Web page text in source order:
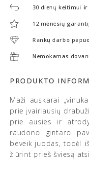
30 dienų keitimui
12 mėnesių
Rankų darbo
Nemokamas
PRODUKTO
Maži auskarai
prie įvairiausių
prie ausies ir
raudono gintaro
beveik juodas, todėl
žiūrint prieš šviesą